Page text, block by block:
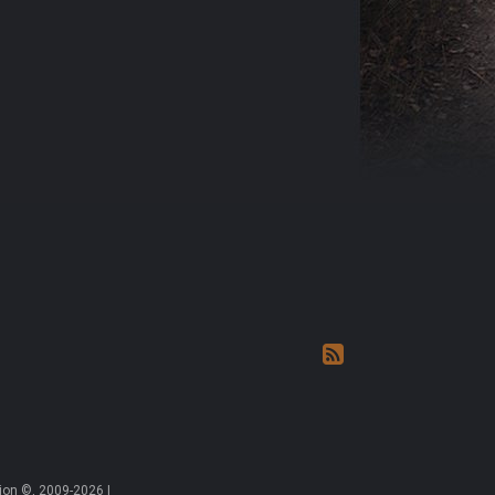
©, 2009-2026 |